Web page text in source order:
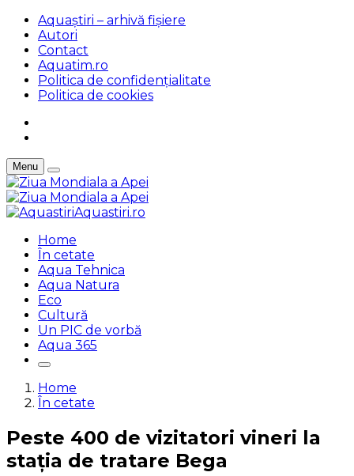
Aquaștiri – arhivă fișiere
Autori
Contact
Aquatim.ro
Politica de confidențialitate
Politica de cookies
Menu
Aquastiri.ro
Home
În cetate
Aqua Tehnica
Aqua Natura
Eco
Cultură
Un PIC de vorbă
Aqua 365
Home
În cetate
Peste 400 de vizitatori vineri la
stația de tratare Bega